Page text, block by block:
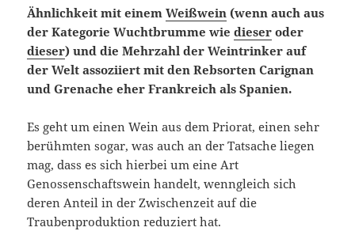
Ähnlichkeit mit einemWeißwein (wenn auch aus
der Kategorie Wuchtbrumme wiedieser oder
dieser) und die Mehrzahl der Weintrinker auf
der Welt assoziiert mit den Rebsorten Carignan
und Grenache eher Frankreich als Spanien.
Es geht um einen Wein aus dem Priorat, einen sehr
berühmten sogar, was auch an der Tatsache liegen
mag, dass es sich hierbei um eine Art
Genossenschaftswein handelt, wenngleich sich
deren Anteil in der Zwischenzeit auf die
Traubenproduktion reduziert hat.